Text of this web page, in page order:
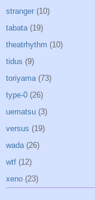
stranger (10)
tabata (19)
theatrhythm (10)
tidus (9)
toriyama (73)
type-0 (26)
uematsu (3)
versus (19)
wada (26)
wtf (12)
xeno (23)